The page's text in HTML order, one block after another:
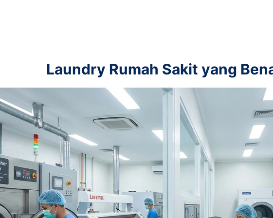
Laundry Rumah Sakit yang